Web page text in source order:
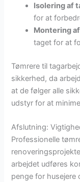
Isolering af
for at
Montering
taget for at
Tømrere til
sikkerhed, da
at de følger alle
udstyr for at
Afslutning:
Professionelle
arbejdet udføres
penge for husejere